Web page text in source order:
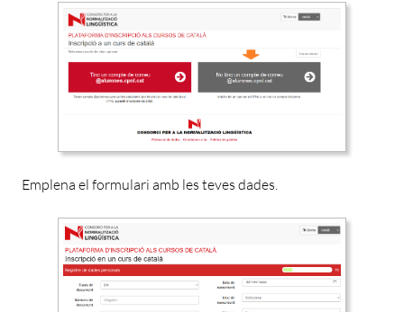
Emplena el formulari amb les teves dades.